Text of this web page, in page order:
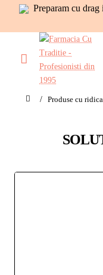
Preparam cu
Produse cu